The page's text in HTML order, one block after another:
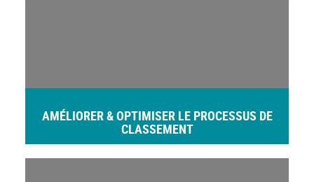
AMÉLIORER & OPTIMISER LE PROCESSUS DE
CLASSEMENT